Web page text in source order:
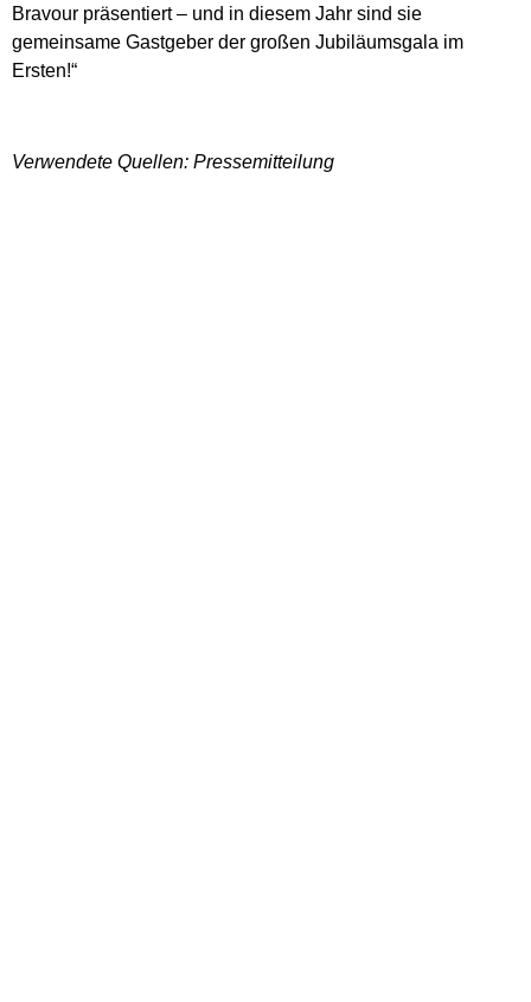
Bravour präsentiert – und in diesem Jahr sind sie
gemeinsame Gastgeber der großen Jubiläumsgala im
Ersten!“
Verwendete Quellen: Pressemitteilung